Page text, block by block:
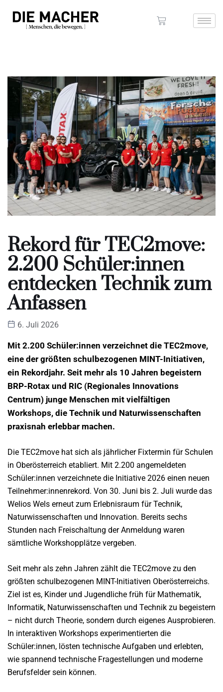
Rekord für TEC2move:
2.200 Schüler:innen
entdecken Technik zum
Anfassen
6. Juli 2026
Mit 2.200 Schüler:innen verzeichnet die TEC2move,
eine der größten schulbezogenen MINT-Initiativen,
ein Rekordjahr. Seit mehr als 10 Jahren begeistern
BRP-Rotax und RIC (Regionales Innovations
Centrum) junge Menschen mit vielfältigen
Workshops, die Technik und Naturwissenschaften
praxisnah erlebbar machen.
Die TEC2move hat sich als jährlicher Fixtermin für Schulen
in Oberösterreich etabliert. Mit 2.200 angemeldeten
Schüler:innen verzeichnete die Initiative 2026 einen neuen
Teilnehmer:innenrekord. Von 30. Juni bis 2. Juli wurde das
Welios Wels erneut zum Erlebnisraum für Technik,
Naturwissenschaften und Innovation. Bereits sechs
Stunden nach Freischaltung der Anmeldung waren
sämtliche Workshopplätze vergeben.
Seit mehr als zehn Jahren zählt die TEC2move zu den
größten schulbezogenen MINT-Initiativen Oberösterreichs.
Ziel ist es, Kinder und Jugendliche früh für Mathematik,
Informatik, Naturwissenschaften und Technik zu begeistern
– nicht durch Theorie, sondern durch eigenes Ausprobieren.
In interaktiven Workshops experimentierten die
Schüler:innen, lösten technische Aufgaben und erlebten,
wie spannend technische Fragestellungen und moderne
Berufsfelder sein können.